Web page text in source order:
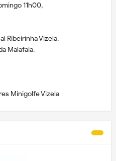
11h00,
Ribeirinha Vizela.
Malafaia.
Minigolfe Vizela